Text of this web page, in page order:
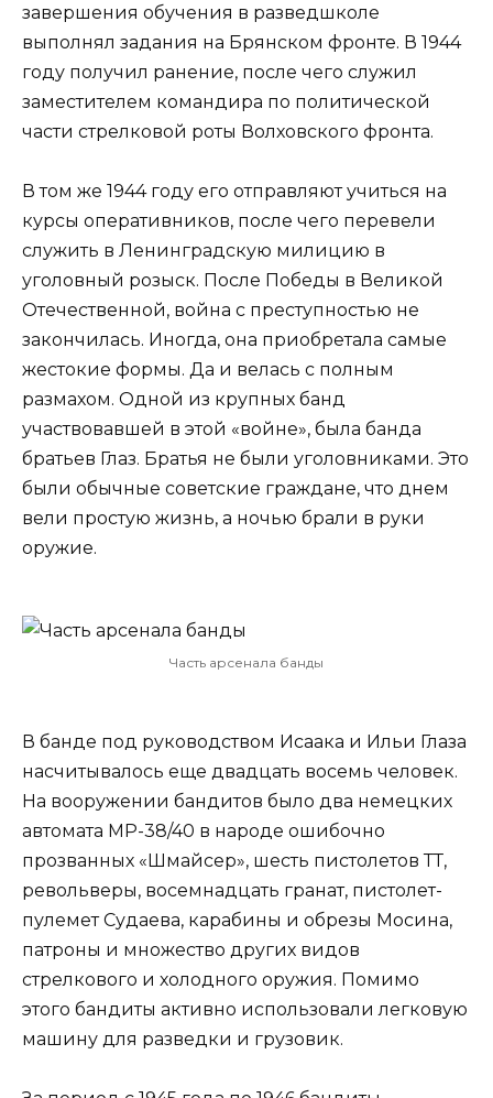
завершения обучения в разведшколе
выполнял задания на Брянском фронте. В 1944
году получил ранение, после чего служил
заместителем командира по политической
части стрелковой роты Волховского фронта.
В том же 1944 году его отправляют учиться на
курсы оперативников, после чего перевели
служить в Ленинградскую милицию в
уголовный розыск. После Победы в Великой
Отечественной, война с преступностью не
закончилась. Иногда, она приобретала самые
жестокие формы. Да и велась с полным
размахом. Одной из крупных банд
участвовавшей в этой «войне», была банда
братьев Глаз. Братья не были уголовниками. Это
были обычные советские граждане, что днем
вели простую жизнь, а ночью брали в руки
оружие.
Часть арсенала банды
В банде под руководством Исаака и Ильи Глаза
насчитывалось еще двадцать восемь человек.
На вооружении бандитов было два немецких
автомата МР-38/40 в народе ошибочно
прозванных «Шмайсер», шесть пистолетов ТТ,
револьверы, восемнадцать гранат, пистолет-
пулемет Судаева, карабины и обрезы Мосина,
патроны и множество других видов
стрелкового и холодного оружия. Помимо
этого бандиты активно использовали легковую
машину для разведки и грузовик.